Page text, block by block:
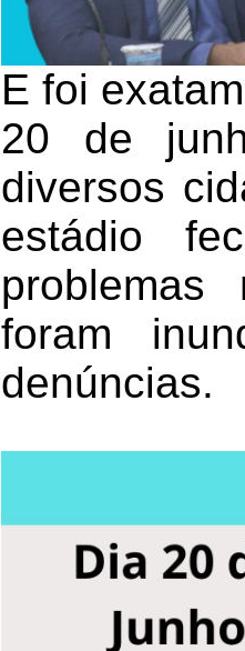
E foi
20 de
diversos
estádio
foram
denúncias.